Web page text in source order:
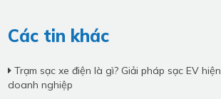
Các tin khác
Trạm sạc xe điện là gì? Giải pháp sạc EV
doanh nghiệp